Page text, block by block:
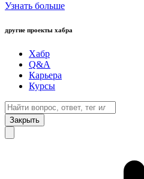
Узнать больше
другие проекты хабра
Хабр
Q&A
Карьера
Курсы
Закрыть